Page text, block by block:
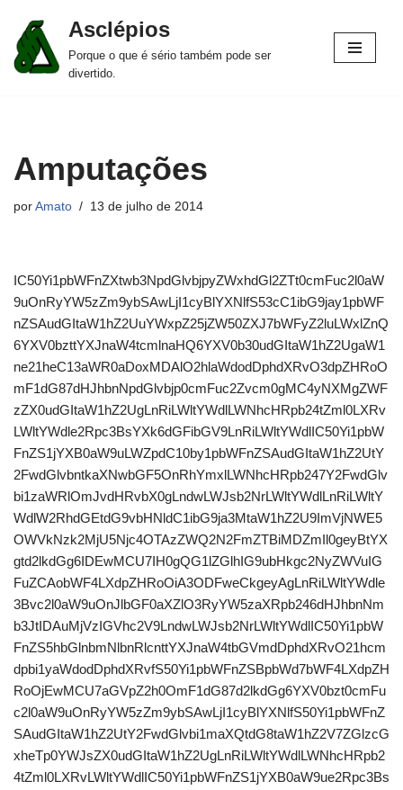
Pular
para
Asclépios
Porque o que é sério também pode ser
divertido.
Amputações
por Amato 13 de julho de 2014
IC50Yi1pbWFnZXtwb3NpdGlvbjpyZWxhdGl2ZTt0cmFuc2l0aW
9uOnRyYW5zZm9ybSAwLjI1cyBlYXNlfS53cC1ibG9jay1pbWF
nZSAudGItaW1hZ2UuYWxpZ25jZW50ZXJ7bWFyZ2luLWxlZnQ
6YXV0bzttYXJnaW4tcmlnaHQ6YXV0b30udGItaW1hZ2UgaW1
ne21heC13aWR0aDoxMDAlO2hlaWdodDphdXRvO3dpZHRoO
mF1dG87dHJhbnNpdGlvbjp0cmFuc2Zvcm0gMC4yNXMgZWF
zZX0udGItaW1hZ2UgLnRiLWltYWdlLWNhcHRpb24tZml0LXRv
LWltYWdle2Rpc3BsYXk6dGFibGV9LnRiLWltYWdlIC50Yi1pbW
FnZS1jYXB0aW9uLWZpdC10by1pbWFnZSAudGItaW1hZ2UtY
2FwdGlvbntkaXNwbGF5OnRhYmxlLWNhcHRpb247Y2FwdGlv
bi1zaWRlOmJvdHRvbX0gLndwLWJsb2NrLWltYWdlLnRiLWltY
WdlW2RhdGEtdG9vbHNldC1ibG9ja3MtaW1hZ2U9ImVjNWE5
OWVkNzk2MjU5Njc4OTAzZWQ2N2FmZTBiMDZmIl0geyBtYX
gtd2lkdGg6IDEwMCU7IH0gQG1lZGlhIG9ubHkgc2NyZWVuIG
FuZCAobWF4LXdpZHRoOiA3ODFweCkgeyAgLnRiLWltYWdle
3Bvc2l0aW9uOnJlbGF0aXZlO3RyYW5zaXRpb246dHJhbnNm
b3JtIDAuMjVzIGVhc2V9LndwLWJsb2NrLWltYWdlIC50Yi1pbW
FnZS5hbGlnbmNlbnRlcnttYXJnaW4tbGVmdDphdXRvO21hcm
dpbi1yaWdodDphdXRvfS50Yi1pbWFnZSBpbWd7bWF4LXdpZH
RoOjEwMCU7aGVpZ2h0OmF1dG87d2lkdGg6YXV0bzt0cmFu
c2l0aW9uOnRyYW5zZm9ybSAwLjI1cyBlYXNlfS50Yi1pbWFnZ
SAudGItaW1hZ2UtY2FwdGlvbi1maXQtdG8taW1hZ2V7ZGlzcG
xheTp0YWJsZX0udGItaW1hZ2UgLnRiLWltYWdlLWNhcHRpb2
4tZml0LXRvLWltYWdlIC50Yi1pbWFnZS1jYXB0aW9ue2Rpc3Bs